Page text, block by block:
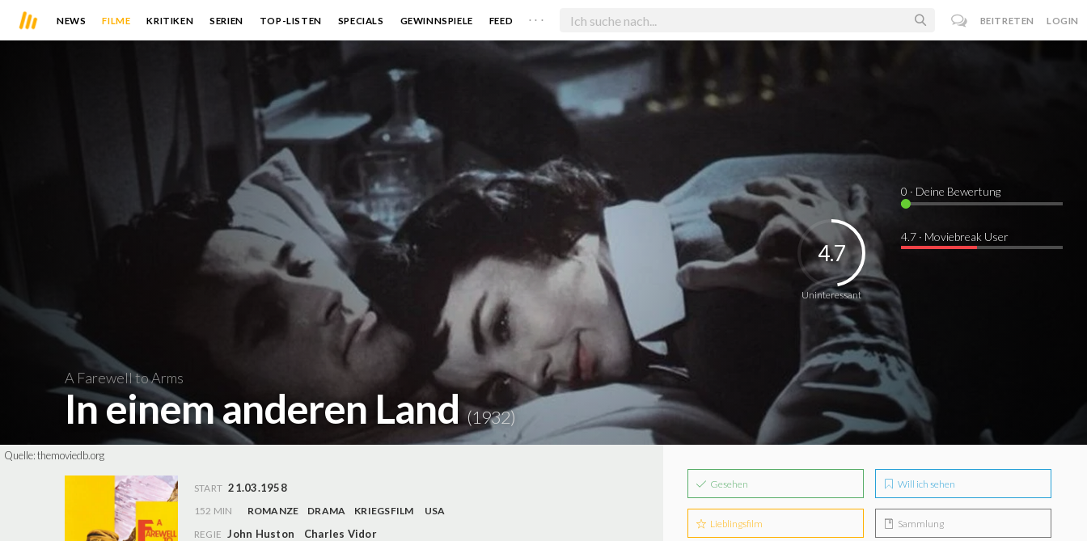
NEWS FILME KRITIKEN SERIEN TOP-LISTEN SPECIALS GEWINNSPIELE FEED . . . BEITRETEN LOGIN
A Farewell to Arms
In einem anderen Land(1932)
Uninteressant
4.7
0 · Deine Bewertung
4.7 · Moviebreak User
Quelle:themoviedb.org
START 21.03.1958
152 MIN ROMANZE DRAMA KRIEGSFILM
USA
REGIE John Huston Charles Vidor
Gesehen Will ich sehen
Lieblingsfilm Sammlung